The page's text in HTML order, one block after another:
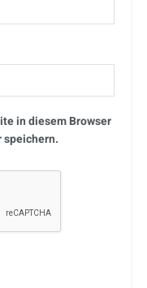
in diesem Browser
speichern.